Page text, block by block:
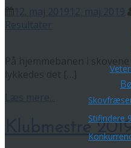
Stifindere
Klubmestre